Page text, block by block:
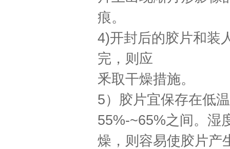
痕。
4)开封后的胶片和装
完，则应
釆取干燥措施。
5）胶片宜保存在低
55%-~65%之间。湿
燥，则容易使胶片产